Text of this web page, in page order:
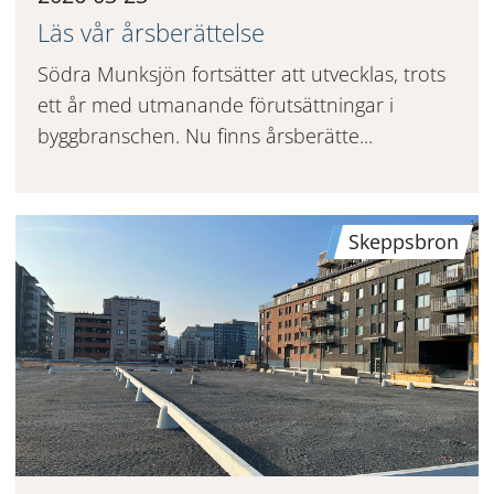
Läs vår årsberättelse
Södra Munksjön fortsätter att utvecklas, trots
ett år med utmanande förutsättningar i
byggbranschen. Nu finns årsberätte...
Skeppsbron